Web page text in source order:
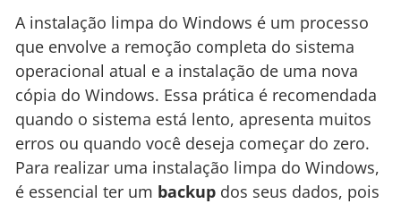
A instalação limpa do Windows é um processo
que envolve a remoção completa do sistema
operacional atual e a instalação de uma nova
cópia do Windows. Essa prática é recomendada
quando o sistema está lento, apresenta muitos
erros ou quando você deseja começar do zero.
Para realizar uma instalação limpa do Windows,
é essencial ter um backup dos seus dados, pois